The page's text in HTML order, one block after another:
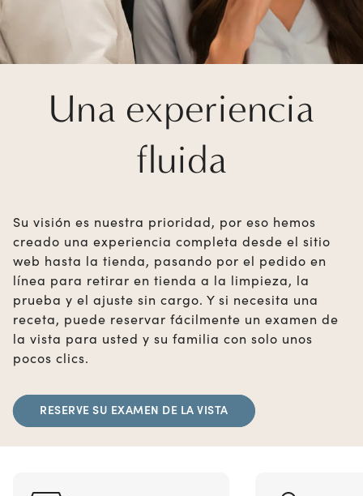
Una experiencia
fluida
Su visión es nuestra prioridad, por eso hemos
creado una experiencia completa desde el sitio
web hasta la tienda, pasando por el pedido en
línea para retirar en tienda a la limpieza, la
prueba y el ajuste sin cargo. Y si necesita una
receta, puede reservar fácilmente un examen de
la vista para usted y su familia con solo unos
pocos clics.
RESERVE SU EXAMEN DE LA VISTA